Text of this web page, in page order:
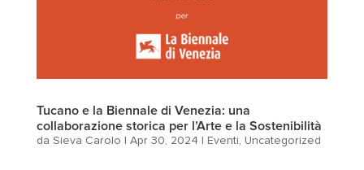
Tucano e la Biennale di Venezia: una
collaborazione storica per l’Arte e la Sostenibilità
da Sieva Carolo Apr 30, 2024 Eventi, Uncategorized